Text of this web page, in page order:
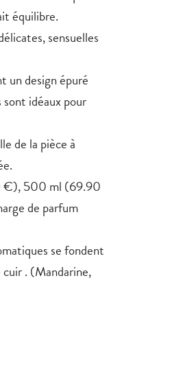
équilibre.
sensuelles
un design épuré
idéaux pour
de la pièce à
€), 500 ml (69.90
de parfum
se fondent
. (Mandarine,